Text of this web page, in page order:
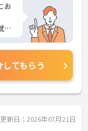
お
業
に
してもらう
更新日：2026年07月21日